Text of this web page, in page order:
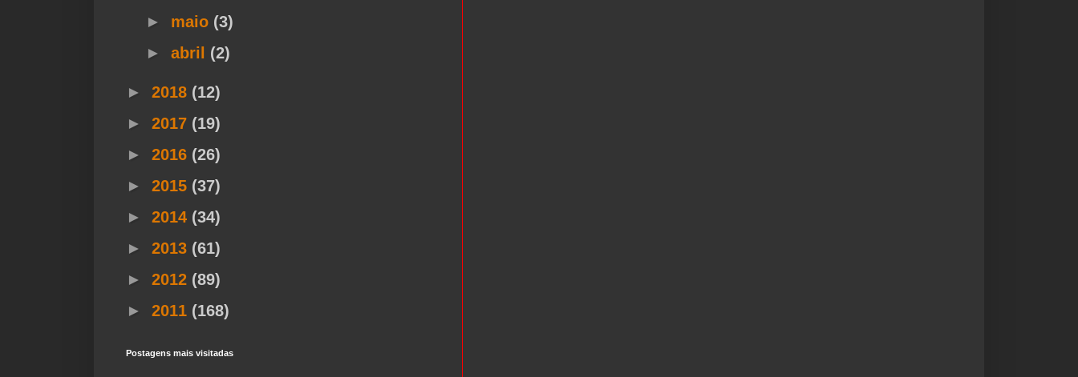
► maio (3)
► abril (2)
► 2018 (12)
► 2017 (19)
► 2016 (26)
► 2015 (37)
► 2014 (34)
► 2013 (61)
► 2012 (89)
► 2011 (168)
Postagens mais visitadas